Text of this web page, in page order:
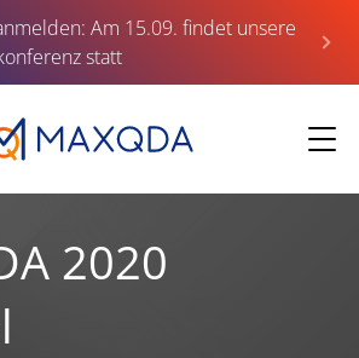
Am 15.09. findet unsere
statt
2020